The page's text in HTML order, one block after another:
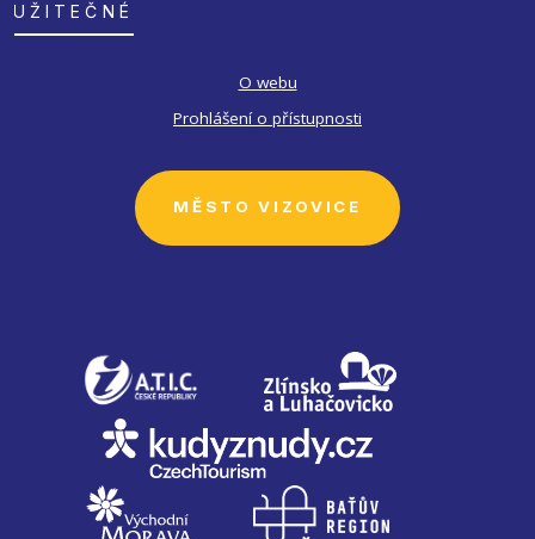
UŽITEČNÉ
O webu
Prohlášení o přístupnosti
MĚSTO VIZOVICE